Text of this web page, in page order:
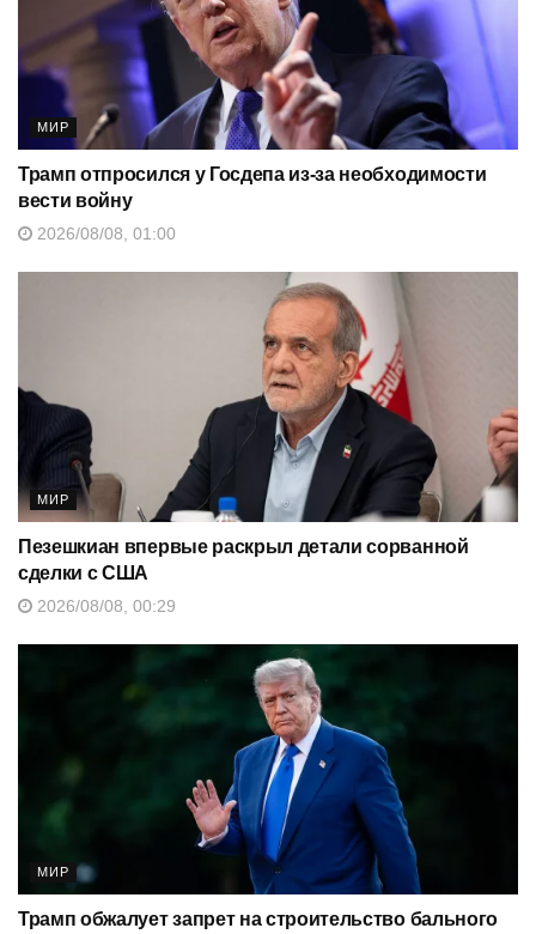
МИР
Трамп отпросился у Госдепа из-за необходимости
вести войну
2026/08/08, 01:00
МИР
Пезешкиан впервые раскрыл детали сорванной
сделки с США
2026/08/08, 00:29
МИР
Трамп обжалует запрет на строительство бального